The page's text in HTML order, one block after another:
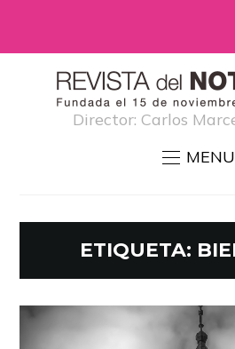
Director: Carlos
MENU
ETIQUETA: